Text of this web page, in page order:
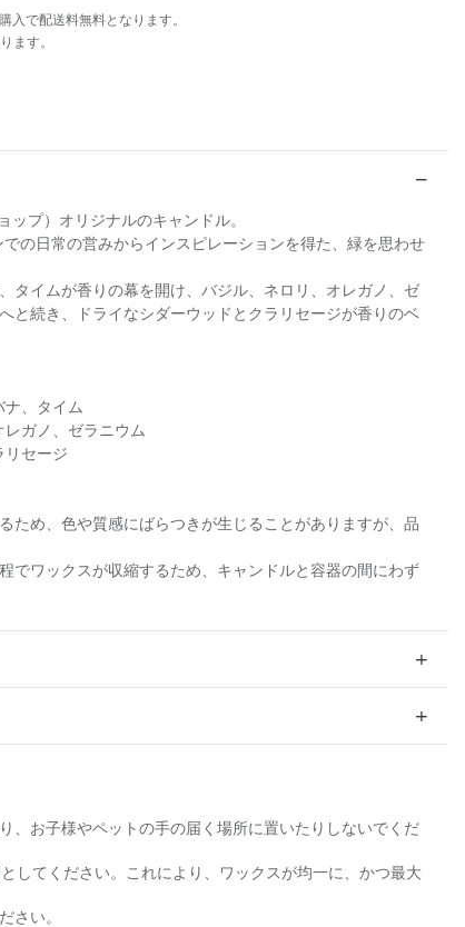
で配送料無料となります。
ます。
プ）オリジナルのキャンドル。
での日常の営みからインスピレーションを得た、緑を思わせ
タイムが香りの幕を開け、バジル、ネロリ、オレガノ、ゼ
と続き、ドライなシダーウッドとクラリセージが香りのベ
ナ、タイム
ガノ、ゼラニウム
リセージ
ため、色や質感にばらつきが生じることがありますが、品
でワックスが収縮するため、キャンドルと容器の間にわず
、お子様やペットの手の届く場所に置いたりしないでくだ
してください。これにより、ワックスが均一に、かつ最大
さい。